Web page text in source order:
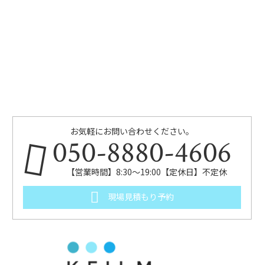
お気軽にお問い合わせください。
050-8880-4606
【営業時間】8:30～19:00【定休日】不定休
現場見積もり予約